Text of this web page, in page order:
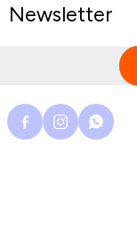
Newsletter
  